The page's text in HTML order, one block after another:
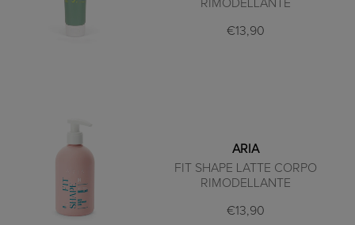
RIMODELLANTE
€13,90
ARIA
FIT SHAPE LATTE CORPO
RIMODELLANTE
€13,90